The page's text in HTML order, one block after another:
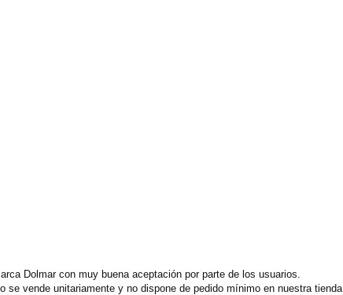
Dolmar con muy buena aceptación por parte de los usuarios.
vende unitariamente y no dispone de pedido mínimo en nuestra tienda.